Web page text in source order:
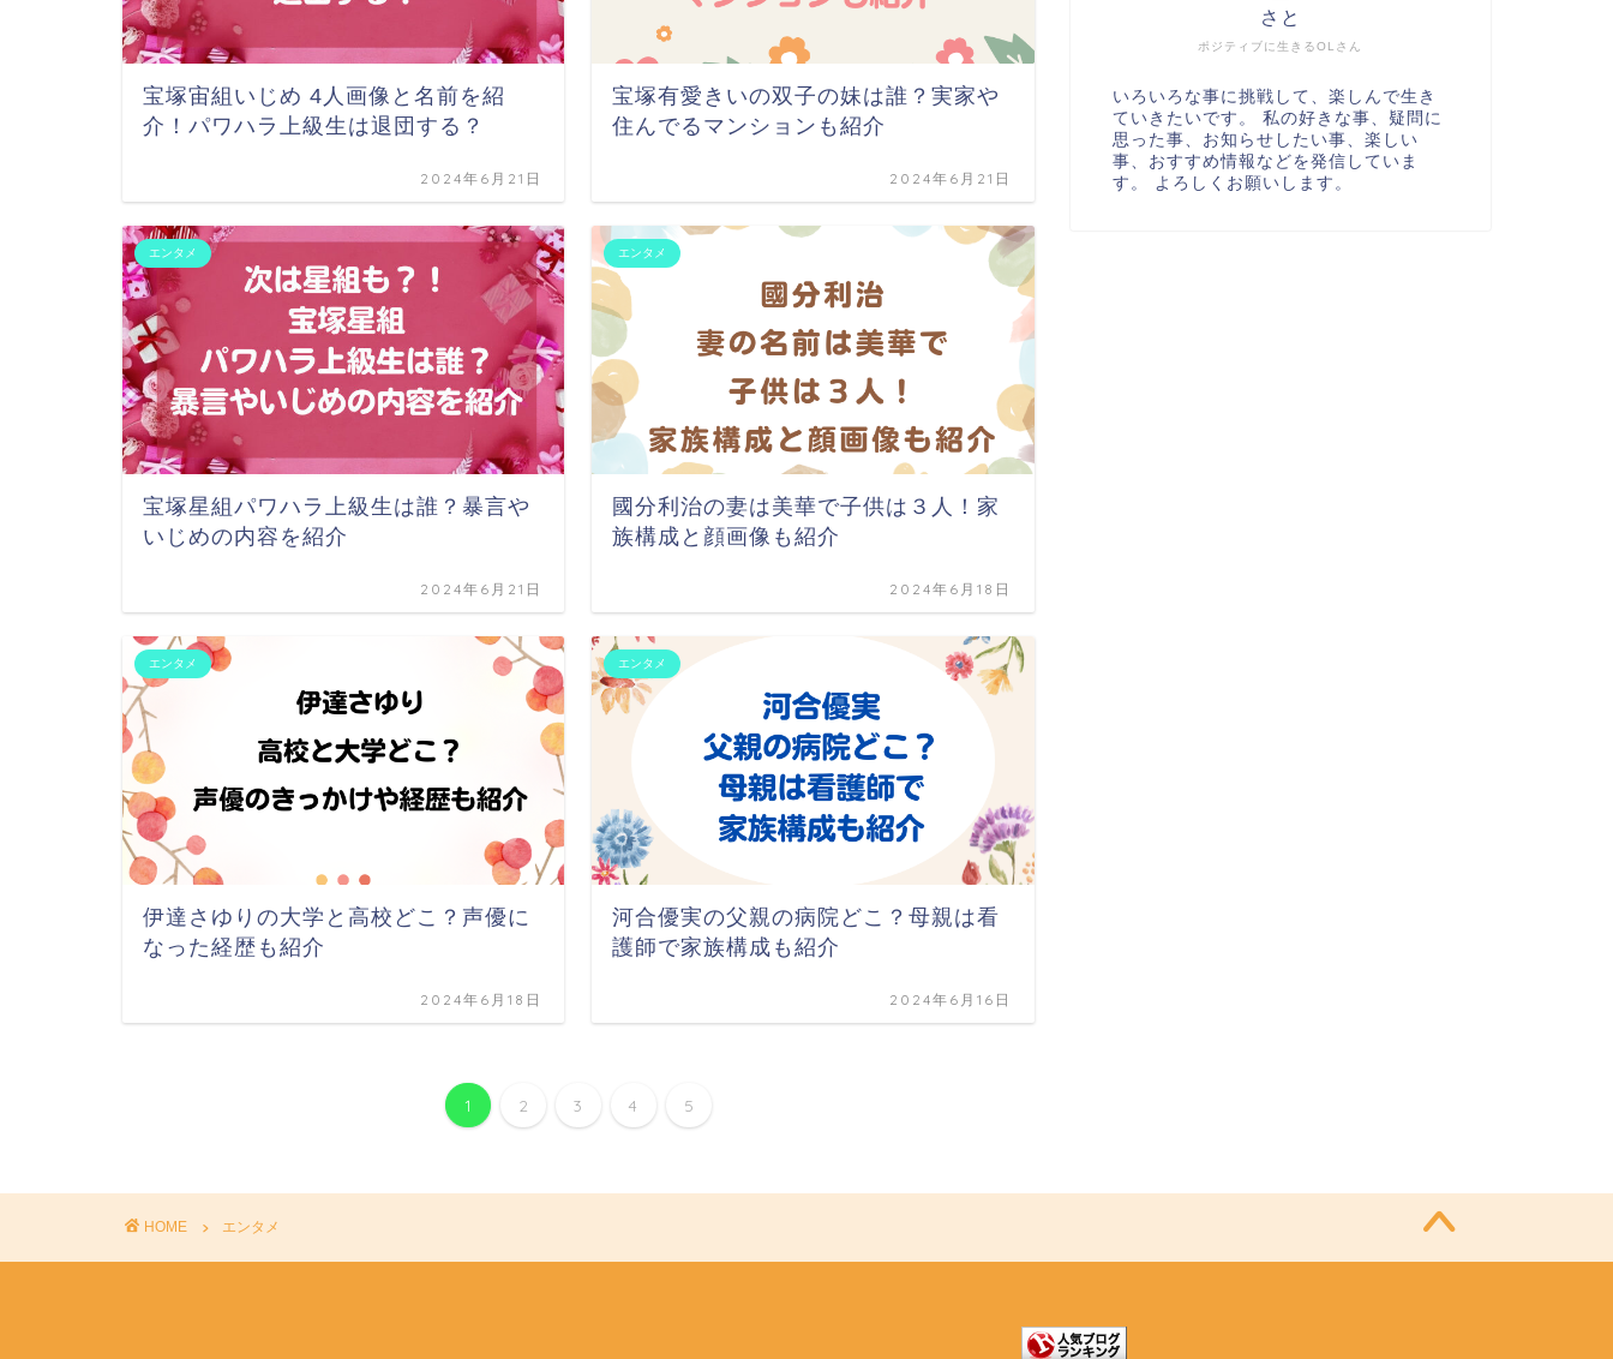
宝塚宙組いじめ 4人画像と名前を紹
介！パワハラ上級生は退団する？
2024年6月21日
宝塚有愛きいの双子の妹は誰？実家や
住んでるマンションも紹介
2024年6月21日
エンタメ
宝塚星組パワハラ上級生は誰？暴言や
いじめの内容を紹介
2024年6月21日
エンタメ
國分利治の妻は美華で子供は３人！家
族構成と顔画像も紹介
2024年6月18日
エンタメ
伊達さゆりの大学と高校どこ？声優に
なった経歴も紹介
2024年6月18日
エンタメ
河合優実の父親の病院どこ？母親は看
護師で家族構成も紹介
2024年6月16日
1 2 3 4 5
ポジティブに生きるOLさん
さと
いろいろな事に挑戦して、楽しんで生き
ていきたいです。 私の好きな事、疑問に
思った事、お知らせしたい事、楽しい
事、おすすめ情報などを発信していま
す。 よろしくお願いします。
HOME エンタメ